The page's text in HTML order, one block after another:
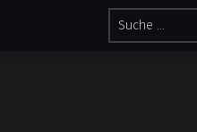
Suche nach: